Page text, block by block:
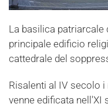
La basilica patriarcale
principale edificio
cattedrale del
Risalenti al IV secolo
venne edificata nell'XI